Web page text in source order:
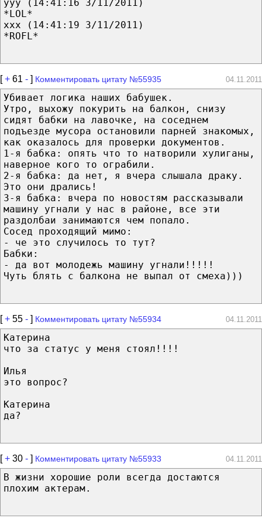
yyy (14:41:16 3/11/2011)
*LOL*
xxx (14:41:19 3/11/2011)
*ROFL*
[+ 61 - ] Комментировать цитату №55935 04.11.2011
Убивает логика наших бабушек.
Утро, выхожу покурить на балкон, снизу
сидят бабки на лавочке, на соседнем
подъезде мусора остановили парней знакомых,
как оказалось для проверки документов.
1-я бабка: опять что то натворили хулиганы,
наверное кого то ограбили.
2-я бабка: да нет, я вчера слышала драку.
Это они дрались!
3-я бабка: вчера по новостям рассказывали
машину угнали у нас в районе, все эти
раздолбаи занимаются чем попало.
Сосед проходящий мимо:
- че это случилось то тут?
Бабки:
- да вот молодежь машину угнали!!!!!
Чуть блять с балкона не выпал от смеха)))
[+ 55 - ] Комментировать цитату №55934 04.11.2011
Катерина
что за статус у меня стоял!!!!
Илья
это вопрос?
Катерина
да?
[+ 30 - ] Комментировать цитату №55933 04.11.2011
В жизни хорошие роли всегда достаются
плохим актерам.